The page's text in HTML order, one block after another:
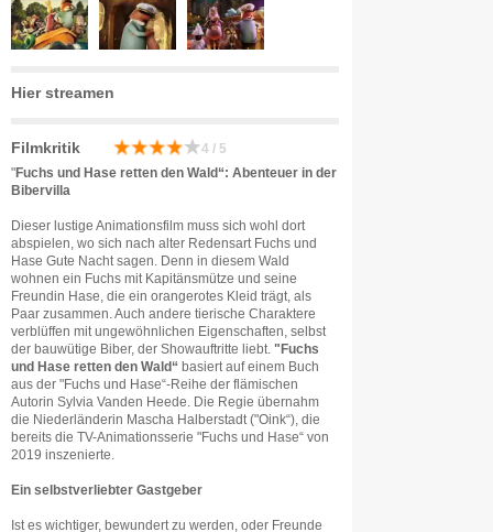
Hier streamen
Filmkritik 4 / 5
"Fuchs und Hase retten den Wald“: Abenteuer in der
Bibervilla
Dieser lustige Animationsfilm muss sich wohl dort
abspielen, wo sich nach alter Redensart Fuchs und
Hase Gute Nacht sagen. Denn in diesem Wald
wohnen ein Fuchs mit Kapitänsmütze und seine
Freundin Hase, die ein orangerotes Kleid trägt, als
Paar zusammen. Auch andere tierische Charaktere
verblüffen mit ungewöhnlichen Eigenschaften, selbst
der bauwütige Biber, der Showauftritte liebt. "Fuchs
und Hase retten den Wald“ basiert auf einem Buch
aus der "Fuchs und Hase“-Reihe der flämischen
Autorin Sylvia Vanden Heede. Die Regie übernahm
die Niederländerin Mascha Halberstadt ("Oink“), die
bereits die TV-Animationsserie "Fuchs und Hase“ von
2019 inszenierte.
Ein selbstverliebter Gastgeber
Ist es wichtiger, bewundert zu werden, oder Freunde